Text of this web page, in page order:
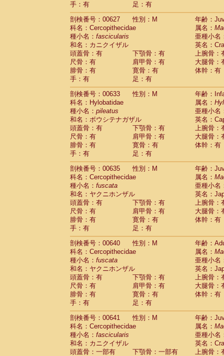
手：有
足：有
剖検番号：00627
性別：M
年齢：
科名：Cercopithecidae
属名：
種小名： fascicularis
亜種小名
和名：カニクイザル
英名：
頭蓋骨：有
下顎骨：有
上腕骨：
尺骨：有
肩甲骨：有
大腿骨：
腓骨：有
寛骨：有
体幹：有
手：有
足：有
剖検番号：00633
性別：M
年齢：
科名：Hylobatidae
属名：
種小名： pileatus
亜種小名
和名：ボウシテナガザル
英名：
頭蓋骨：有
下顎骨：有
上腕骨：
尺骨：有
肩甲骨：有
大腿骨：
腓骨：有
寛骨：有
体幹：有
手：有
足：有
剖検番号：00635
性別：M
年齢：
科名：Cercopithecidae
属名：
種小名： fuscata
亜種小名
和名：ヤクニホンザル
英名：
頭蓋骨：有
下顎骨：有
上腕骨：
尺骨：有
肩甲骨：有
大腿骨：
腓骨：有
寛骨：有
体幹：有
手：有
足：有
剖検番号：00640
性別：M
年齢：
科名：Cercopithecidae
属名：
種小名： fuscata
亜種小名
和名：ヤクニホンザル
英名：
頭蓋骨：有
下顎骨：有
上腕骨：
尺骨：有
肩甲骨：有
大腿骨：
腓骨：有
寛骨：有
体幹：有
手：有
足：有
剖検番号：00641
性別：M
年齢：
科名：Cercopithecidae
属名：
種小名： fascicularis
亜種小名
和名：カニクイザル
英名：
頭蓋骨：一部有
下顎骨：一部有
上腕骨：